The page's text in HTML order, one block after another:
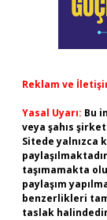
Reklam ve
Yasal Uyarı: Bu
veya şahıs
Sitede yalnızca
taşımamakta
paylaşım
benzerlikleri
taslak